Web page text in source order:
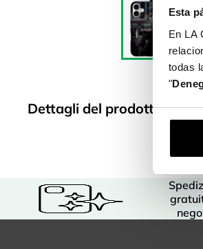
Esta
En LA
todas
"
Dettagli del prodotto